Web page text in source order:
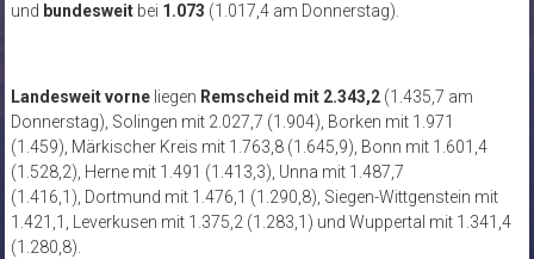
und bundesweitbei 1.073 (1.017,4 am Donnerstag).
Landesweitvorneliegen Remscheid mit 2.343,2(1.435,7 am
Donnerstag), Solingen mit 2.027,7 (1.904), Borken mit 1.971
(1.459), Märkischer Kreis mit 1.763,8 (1.645,9), Bonn mit 1.601,4
(1.528,2), Herne mit 1.491 (1.413,3), Unna mit 1.487,7
(1.416,1), Dortmund mit 1.476,1 (1.290,8), Siegen-Wittgenstein mit
1.421,1, Leverkusen mit 1.375,2 (1.283,1) und Wuppertal mit 1.341,4
(1.280,8).